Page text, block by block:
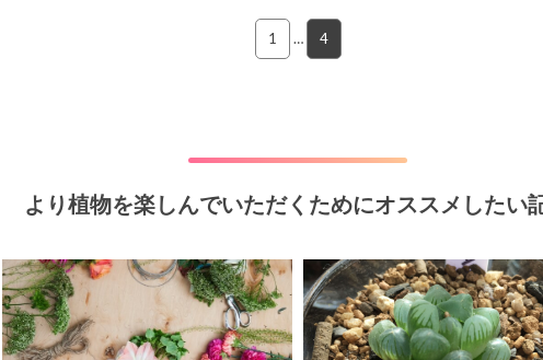
1 … 4
より植物を楽しんでいただくためにオススメしたい